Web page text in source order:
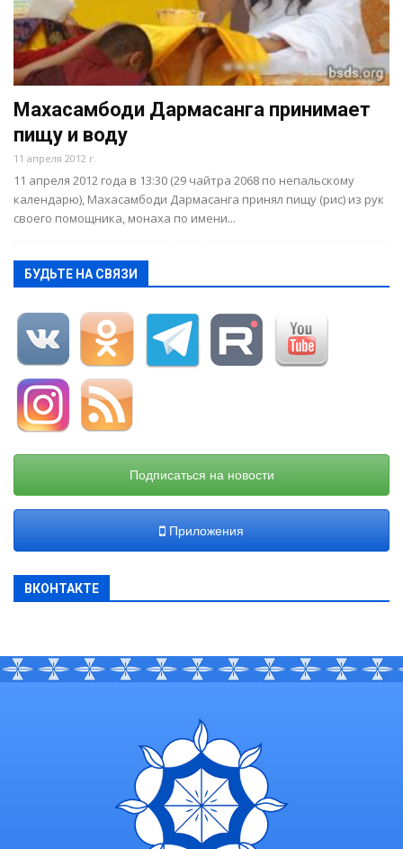
Махасамбоди Дармасанга принимает
пищу и воду
11 апреля 2012 г.
11 апреля 2012 года в 13:30 (29 чайтра 2068 по непальскому
календарю), Махасамбоди Дармасанга принял пищу (рис) из рук
своего помощника, монаха по имени...
БУДЬТЕ НА СВЯЗИ
Подписаться на новости
Приложения
ВКОНТАКТЕ